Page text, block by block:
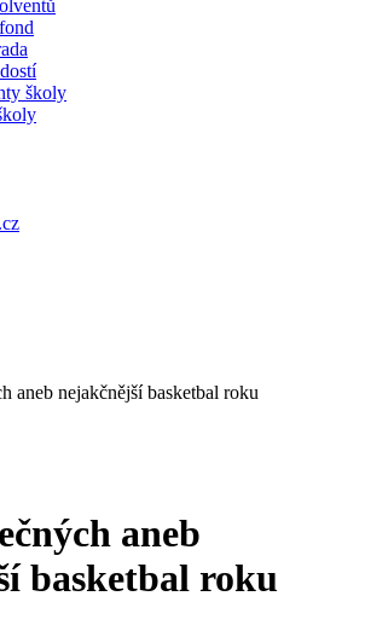
školy
aneb nejakčnější basketbal roku
aneb
basketbal roku